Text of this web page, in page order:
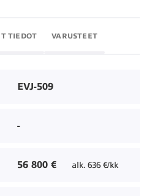
TIEDOT VARUSTEET
EVJ-509
-
56 800 € alk. 636 €/kk